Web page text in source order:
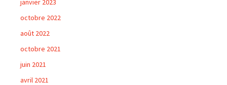
janvier 2023
octobre 2022
août 2022
octobre 2021
juin 2021
avril 2021